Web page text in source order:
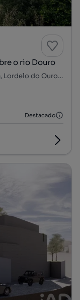
o rio Douro
Lordelo do Ouro e Massarelos, Arrábida, Lordelo do Ouro e Massarelos, Porto, Porto
Destacado